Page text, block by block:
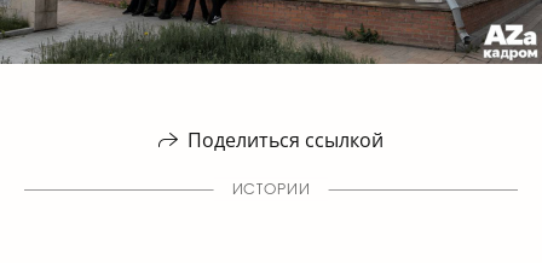
Поделиться ссылкой
ИСТОРИИ